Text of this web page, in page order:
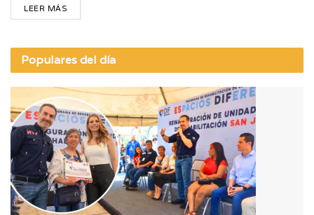
LEER MÁS
Populares del día